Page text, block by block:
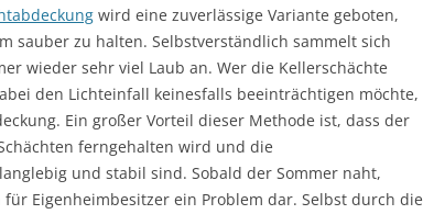
wird eine zuverlässige Variante geboten,
sauber zu halten. Selbstverständlich sammelt sich
wieder sehr viel Laub an. Wer die Kellerschächte
den Lichteinfall keinesfalls beeinträchtigen möchte,
Ein großer Vorteil dieser Methode ist, dass der
ferngehalten wird und die
und stabil sind. Sobald der Sommer naht,
Eigenheimbesitzer ein Problem dar. Selbst durch die